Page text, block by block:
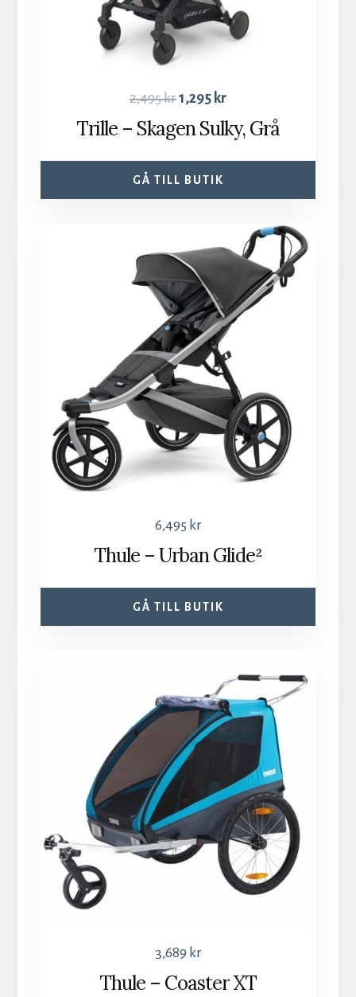
2,495kr1,295 kr
Trille – Skagen Sulky, Grå
GÅ TILL BUTIK
6,495 kr
Thule – Urban Glide²
GÅ TILL BUTIK
3,689 kr
Thule – Coaster XT